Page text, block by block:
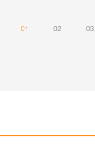
01 02 03